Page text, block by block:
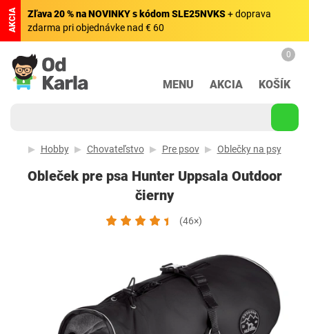
AKCIA Zľava 20 % na NOVINKY s kódom SLE25NVKS+ doprava
zdarma pri objednávke nad € 60
MENU AKCIA
0
KOŠÍK
Hobby Chovateľstvo Pre psov Oblečky na psy
Obleček pre psa Hunter Uppsala Outdoor
čierny
(46×)